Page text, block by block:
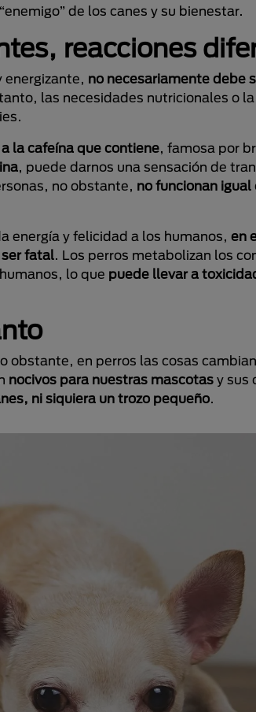
de los canes y su bienestar.
reacciones
energizante, no necesariamente debe
las necesidades nutricionales o
la cafeína que contiene, famosa por
, puede darnos una sensación de
no obstante, no funcionan igual
energía y felicidad a los humanos, en
fatal. Los perros metabolizan los
lo que puede llevar a
obstante, en perros las cosas
nocivos para nuestras mascotas y sus
ni siquiera un trozo pequeño.